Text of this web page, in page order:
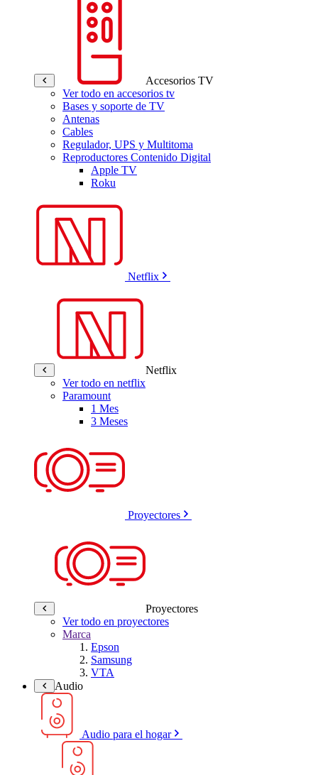
Accesorios TV
Ver todo en accesorios tv
Bases y soporte de TV
Antenas
Cables
Regulador, UPS y Multitoma
Reproductores Contenido Digital
Apple TV
Roku
Netflix
Netflix
Ver todo en netflix
Paramount
1 Mes
3 Meses
Proyectores
Proyectores
Ver todo en proyectores
Marca
Epson
Samsung
VTA
Audio
Audio para el hogar